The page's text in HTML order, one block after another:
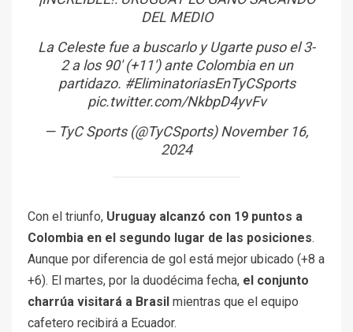
DEL MEDIO
La Celeste fue a buscarlo y Ugarte puso el 3-
2 a los 90′ (+11′) ante Colombia en un
partidazo. #EliminatoriasEnTyCSports
pic.twitter.com/NkbpD4yvFv
— TyC Sports (@TyCSports)November 16,
2024
Con el triunfo, Uruguay alcanzó con 19 puntos a
Colombia en el segundo lugar de las posiciones.
Aunque por diferencia de gol está mejor ubicado (+8 a
+6). El martes, por la duodécima fecha, el conjunto
charrúa visitará a Brasil mientras que el equipo
cafetero recibirá a Ecuador.